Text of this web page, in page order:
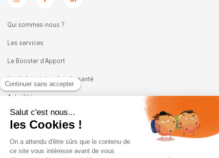
Qui sommes-nous ?
Les services
Le Booster d’Apport
Les Laboratoires Leadersanté
Actualités
Nous rejoindre
92100 BOULOGNE-BILLANCOURT